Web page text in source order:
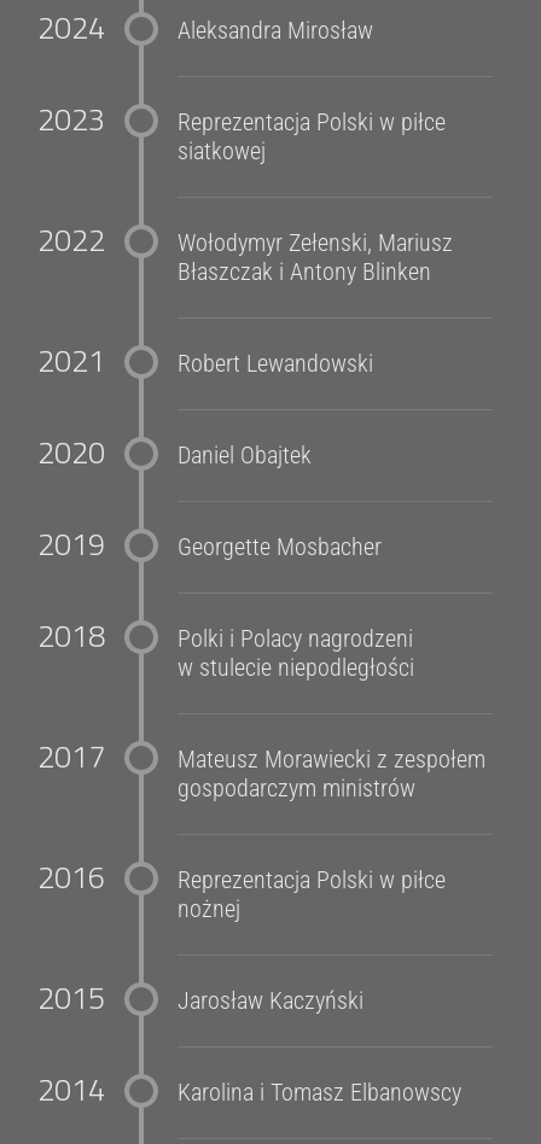
2024 Aleksandra Mirosław
2023
Reprezentacja Polski w piłce
siatkowej
2022
Wołodymyr Zełenski, Mariusz
Błaszczak i Antony Blinken
2021 Robert Lewandowski
2020 Daniel Obajtek
2019 Georgette Mosbacher
2018
Polki i Polacy nagrodzeni
w stulecie niepodległości
2017
Mateusz Morawiecki z zespołem
gospodarczym ministrów
2016
Reprezentacja Polski w piłce
nożnej
2015 Jarosław Kaczyński
2014 Karolina i Tomasz Elbanowscy